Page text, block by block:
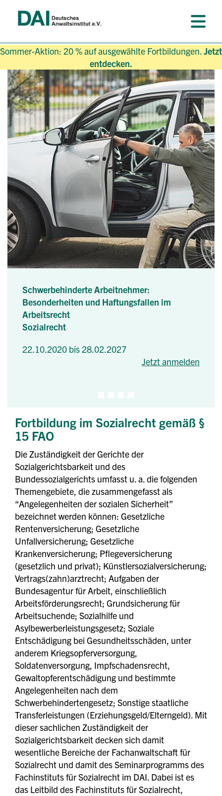
Sommer-Aktion: 20 % auf ausgewählte Fortbildungen.Jetzt
entdecken.
Schwerbehinderte Arbeitnehmer:
Besonderheiten und Haftungsfallen im
Arbeitsrecht
Sozialrecht
22.10.2020 bis 28.02.2027
Jetzt anmelden
Fortbildung im Sozialrecht gemäß §
15 FAO
Die Zuständigkeit der Gerichte der
Sozialgerichtsbarkeit und des
Bundessozialgerichts umfasst u. a. die folgenden
Themengebiete, die zusammengefasst als
“Angelegenheiten der sozialen Sicherheit”
bezeichnet werden können: Gesetzliche
Rentenversicherung; Gesetzliche
Unfallversicherung; Gesetzliche
Krankenversicherung; Pflegeversicherung
(gesetzlich und privat); Künstlersozialversicherung;
Vertrags(zahn)arztrecht; Aufgaben der
Bundesagentur für Arbeit, einschließlich
Arbeitsförderungsrecht; Grundsicherung für
Arbeitsuchende; Sozialhilfe und
Asylbewerberleistungsgesetz; Soziale
Entschädigung bei Gesundheitsschäden, unter
anderem Kriegsopferversorgung,
Soldatenversorgung, Impfschadensrecht,
Gewaltopferentschädigung und bestimmte
Angelegenheiten nach dem
Schwerbehindertengesetz; Sonstige staatliche
Transferleistungen (Erziehungsgeld/Elterngeld). Mit
dieser sachlichen Zuständigkeit der
Sozialgerichtsbarkeit decken sich damit
wesentliche Bereiche der Fachanwaltschaft für
Sozialrecht und damit des Seminarprogramms des
Fachinstituts für Sozialrecht im DAI. Dabei ist es
das Leitbild des Fachinstituts für Sozialrecht,